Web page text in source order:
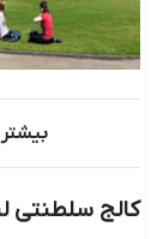
کالج سلطنتی